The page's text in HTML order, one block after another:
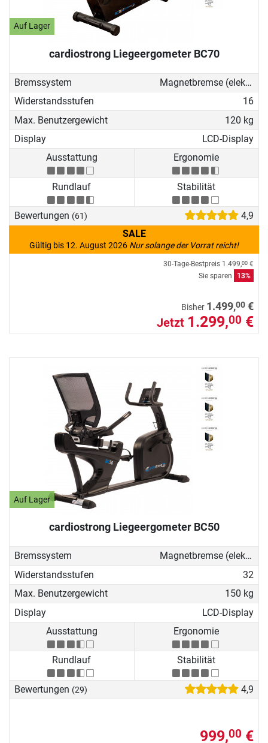
Auf Lager
cardiostrong Liegeergometer BC70
Bremssystem
Magnetbremse (elektronisch)
Widerstandsstufen
16
Max. Benutzergewicht
120 kg
Display
LCD-Display
Ausstattung
Ergonomie
Rundlauf Stabilität
Bewertungen (61)
4,9
SALE
Gültig bis 12. August 2026 Nur solange der Vorrat reicht!
30-Tage-Bestpreis 1.499,00 €
Sie sparen
13%
Bisher 1.499,00 €
Jetzt 1.299,00 €
Auf Lager
cardiostrong Liegeergometer BC50
Bremssystem
Magnetbremse (elektronisch)
Widerstandsstufen
32
Max. Benutzergewicht
150 kg
Display
LCD-Display
Ausstattung
Ergonomie
Rundlauf Stabilität
Bewertungen (29) 4,9
999,00 €